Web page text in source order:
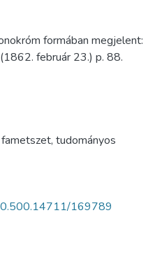
formában megjelent:
február 23.) p. 88.
fametszet, tudományos
169789